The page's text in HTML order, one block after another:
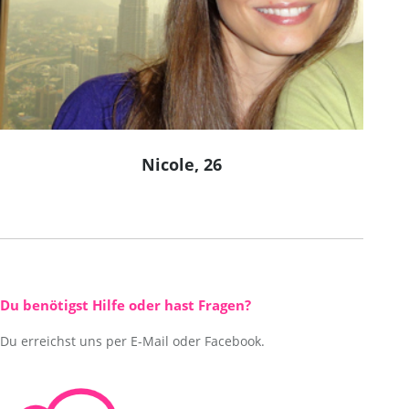
Nicole, 26
Du benötigst Hilfe oder hast Fragen?
Du erreichst uns per E-Mail oder Facebook.